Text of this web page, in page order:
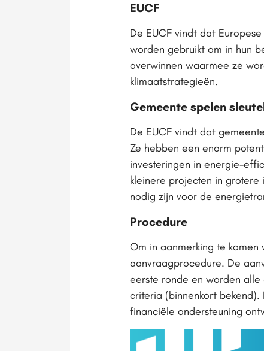
EUCF
De EUCF vindt dat
worden gebruikt om in hun
overwinnen waarmee ze
klimaatstrategieën.
Gemeente spelen
De EUCF vindt dat
Ze hebben een enorm
investeringen in energie-
kleinere projecten in
nodig zijn voor de
Procedure
Om in aanmerking te
aanvraagprocedure. De
eerste ronde en worden
criteria (binnenkort
financiële ondersteuning